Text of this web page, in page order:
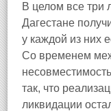
В целом все три
Дагестане
у каждой из них
Со временем
так, что
ликвидации